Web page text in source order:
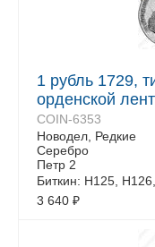
1 рубль 1729,
орденской
COIN-6353
Новодел, Редкие
Серебро
Петр 2
Биткин: Н125,
3 640 ₽